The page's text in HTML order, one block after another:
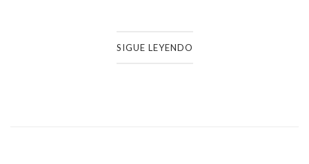
SIGUE LEYENDO